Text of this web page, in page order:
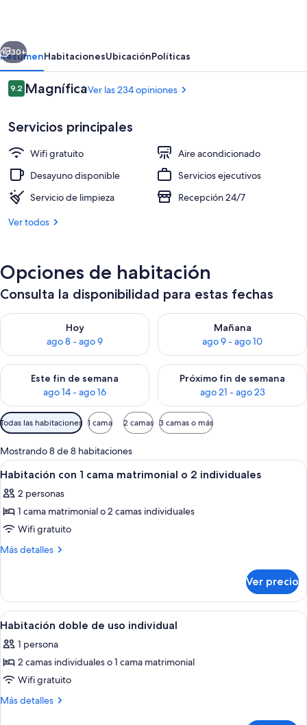
Entrada interior
Siguiente
30+
ResumenHabitacionesUbicaciónPolíticas
Opiniones
9.29.2 de 10,
MagníficaVer las 234 opiniones
Servicios principales
Wifi gratuito
Aire acondicionado
Desayuno disponible
Servicios ejecutivos
Servicio de limpieza
Recepción 24/7
Ver todos
Opciones de habitación
Consulta la disponibilidad para estas fechas
Hoy
ago 8 - ago 9
Consulta la disponibilidad para hoy ago 8 - ago 9
Mañana
ago 9 - ago 10
Consulta la disponibilidad
Este fin de semana
ago 14 - ago 16
Consulta la disponibilidad para este fin de semana ago 14 -
Próximo fin de semana
ago 21 - ago 23
Consulta la disponibilidad
Filtros
disponibles
para
las
habitaciones
Todas las habitaciones 1 cama 2 camas 3 camas o más
Mostrando 8 de 8 habitaciones
Abrir
todas
las
fotos
de
Habitación
cama
matrimonial
o
2
individuales
Una habitación de hotel moderna
7
Habitación con 1 cama matrimonial o 2 individuales
2 personas
1 cama matrimonial o 2 camas individuales
Wifi gratuito
Más detalles
Más
con
cama
o
2
Ver precio
Abrir
todas
las
fotos
de
Habitación
Una habitación de hotel moderna
7
Habitación doble de uso individual
1 persona
2 camas individuales o 1 cama matrimonial
Wifi gratuito
Más detalles
Más